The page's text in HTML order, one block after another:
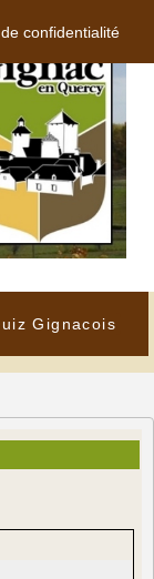
Gignacois
confidentialité